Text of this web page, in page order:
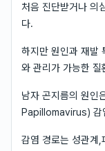
처음 진단받거나 의
다.
하지만 원인과 재발
와 관리가 가능한 질
남자 곤지름의 원인
Papillomavirus) 감
감염 경로는 성관계,